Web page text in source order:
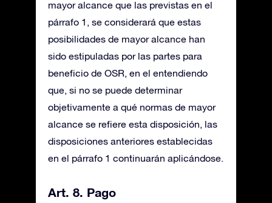
mayor alcance que las previstas en el
párrafo 1, se considerará que estas
posibilidades de mayor alcance han
sido estipuladas por las partes para
beneficio de OSR, en el entendiendo
que, si no se puede determinar
objetivamente a qué normas de mayor
alcance se refiere esta disposición, las
disposiciones anteriores establecidas
en el párrafo 1 continuarán aplicándose.
Art. 8. Pago